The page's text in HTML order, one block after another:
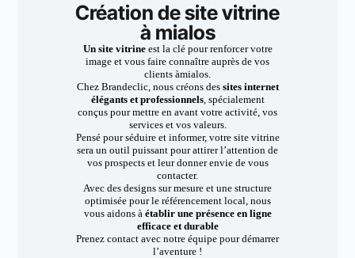
Création de site vitrine
à mialos
Un site vitrineest la clé pour renforcer votre
image et vous faire connaître auprès de vos
clients àmialos.
Chez Brandeclic, nous créons dessites internet
élégants et professionnels, spécialement
conçus pour mettre en avant votre activité, vos
services et vos valeurs.
Pensé pour séduire et informer, votre site vitrine
sera un outil puissant pour attirer l’attention de
vos prospects et leur donner envie de vous
contacter.
Avec des designs sur mesure et une structure
optimisée pour le référencement local, nous
vous aidons à établir une présence en ligne
efficace et durable
Prenez contact avec notre équipe pour démarrer
l’aventure !